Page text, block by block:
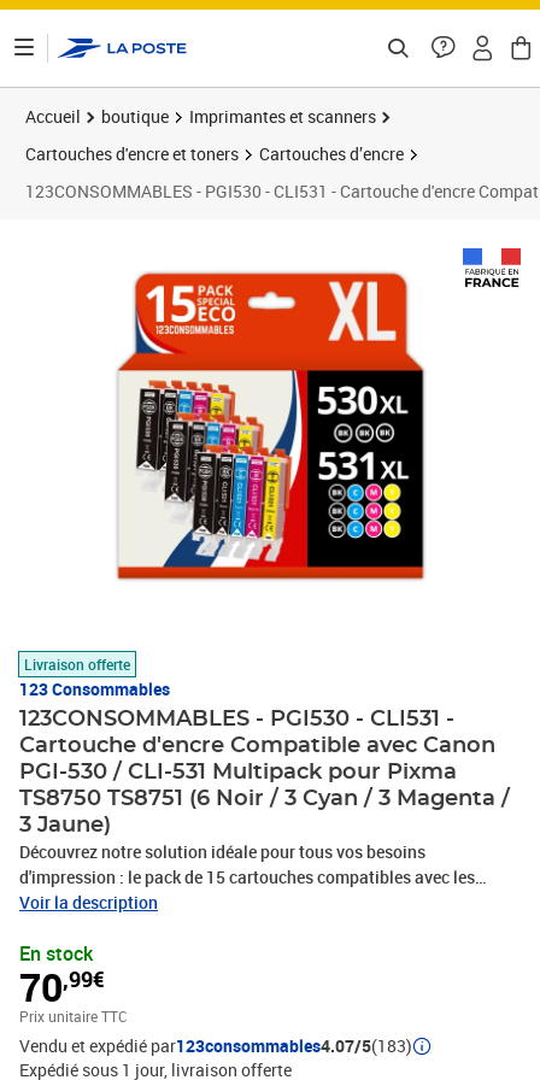
Accueil boutique
Imprimantes et scanners
Cartouches d'encre et toners
Cartouches d’encre
123CONSOMMABLES - PGI530 - CLI531 - Cartouche d'encre
Livraison offerte
123 Consommables
123CONSOMMABLES - PGI530 - CLI531 -
Cartouche d'encre Compatible avec Canon
PGI-530 / CLI-531 Multipack pour Pixma
TS8750 TS8751 (6 Noir / 3 Cyan / 3 Magenta /
3 Jaune)
Découvrez notre solution idéale pour tous vos besoins
d'impression : le pack de 15 cartouches compatibles avec les
imprimantes Canon, spécifiquement conçu pour les modèles
le choix parfait pour ceux qui recherchent à la fois qualité
d'impression exceptionnelle, volume d'impression accru et
économies significatives.Avantages Clés Qualité d'Impression
Inégalée : Obtenez des impressions de qualité supérieure avec des
couleurs vives et des noirs profonds. Nos cartouches sont conçues
Voir la description
En stock
70,99€
Prix unitaire TTC
Vendu et expédié par123consommables4.07/5(183)
Expédié sous 1 jour livraison offerte